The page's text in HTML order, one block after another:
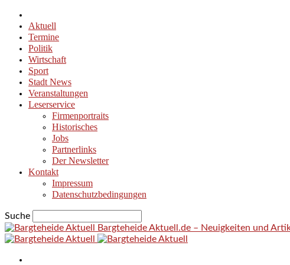
Aktuell
Termine
Politik
Wirtschaft
Sport
Stadt News
Veranstaltungen
Leserservice
Firmenportraits
Historisches
Jobs
Partnerlinks
Der Newsletter
Kontakt
Impressum
Datenschutzbedingungen
Suche
Bargteheide Aktuell.de – Neuigkeiten und